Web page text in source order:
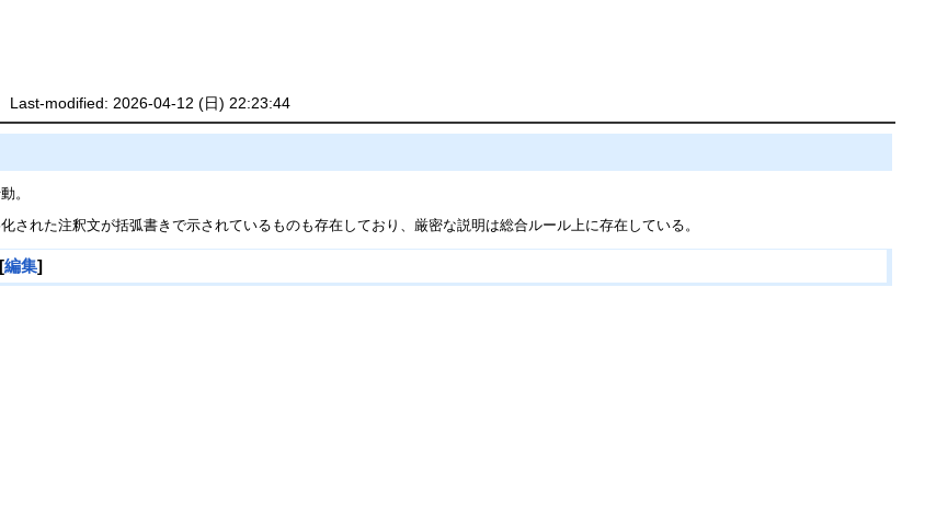
modified: 2026-04-12 (日) 22:23:44
。
された注釈文が括弧書きで示されているものも存在しており、厳密な説明は総合ルール上に存在している。
[編集]